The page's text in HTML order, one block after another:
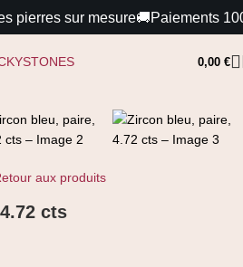
pierres sur mesure🚚Paiements
0,00 €
aux produits
cts